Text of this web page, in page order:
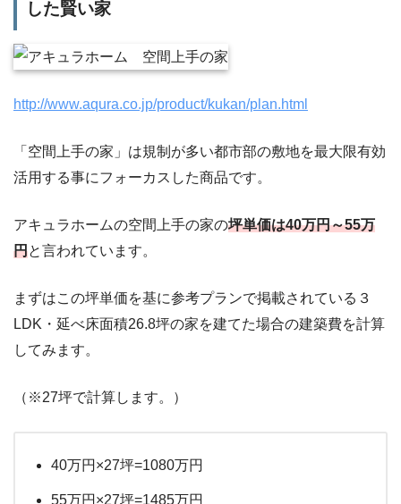
した賢い家
http://www.aqura.co.jp/product/kukan/plan.html
「空間上手の家」は規制が多い都市部の敷地を最大限有効
活用する事にフォーカスした商品です。
アキュラホームの空間上手の家の坪単価は40万円～55万
円と言われています。
まずはこの坪単価を基に参考プランで掲載されている３
LDK・延べ床面積26.8坪の家を建てた場合の建築費を計算
してみます。
（※27坪で計算します。）
40万円×27坪=1080万円
55万円×27坪=1485万円